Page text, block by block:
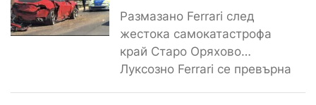
Размазано Ferrari след
жестока самокатастрофа
край Старо Оряхово
Луксозно Ferrari се превърна